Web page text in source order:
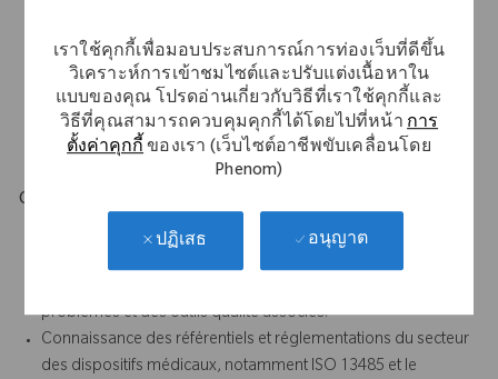
เราใช้คุกกี้เพื่อมอบประสบการณ์การท่องเว็บที่ดีขึ้น
วิเคราะห์การเข้าชมไซต์และปรับแต่งเนื้อหาใน
แบบของคุณ โปรดอ่านเกี่ยวกับวิธีที่เราใช้คุกกี้และ
วิธีที่คุณสามารถควบคุมคุกกี้ได้โดยไปที่หน้าการ
ตั้งค่าคุกกี้ของเรา (เว็บไซต์อาชีพขับเคลื่อนโดย
Phenom)
ปฏิเสธ อนุญาต
spécialisation qualité, ou diplôme d'Ingénieur avec
spécialisation qualité.
Expérience significative dans une fonction qualité au sein de
l'industrie medical
Ce qui vous démarquera
Bonne maîtrise de la gestion documentaire d'un Système de
problèmes et des outils qualité associés.
Connaissance des référentiels et réglementations du secteur
des dispositifs médicaux, notamment ISO 13485 et le